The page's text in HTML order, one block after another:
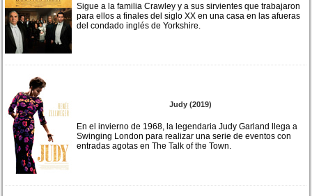
Sigue a la familia Crawley y a sus sirvientes que trabajaron
para ellos a finales del siglo XX en una casa en las afueras
del condado inglés de Yorkshire.
Judy (2019)
En el invierno de 1968, la legendaria Judy Garland llega a
Swinging London para realizar una serie de eventos con
entradas agotas en The Talk of the Town.